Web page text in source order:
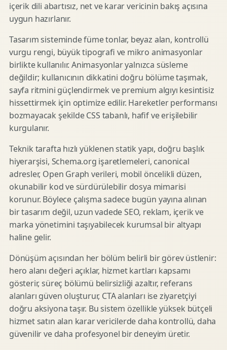
içerik dili abartısız, net ve karar vericinin bakış açısına
uygun hazırlanır.
Tasarım sisteminde füme tonlar, beyaz alan, kontrollü
vurgu rengi, büyük tipografi ve mikro animasyonlar
birlikte kullanılır. Animasyonlar yalnızca süsleme
değildir; kullanıcının dikkatini doğru bölüme taşımak,
sayfa ritmini güçlendirmek ve premium algıyı kesintisiz
hissettirmek için optimize edilir. Hareketler performansı
bozmayacak şekilde CSS tabanlı, hafif ve erişilebilir
kurgulanır.
Teknik tarafta hızlı yüklenen statik yapı, doğru başlık
hiyerarşisi, Schema.org işaretlemeleri, canonical
adresler, Open Graph verileri, mobil öncelikli düzen,
okunabilir kod ve sürdürülebilir dosya mimarisi
korunur. Böylece çalışma sadece bugün yayına alınan
bir tasarım değil, uzun vadede SEO, reklam, içerik ve
marka yönetimini taşıyabilecek kurumsal bir altyapı
haline gelir.
Dönüşüm açısından her bölüm belirli bir görev üstlenir:
hero alanı değeri açıklar, hizmet kartları kapsamı
gösterir, süreç bölümü belirsizliği azaltır, referans
alanları güven oluşturur, CTA alanları ise ziyaretçiyi
doğru aksiyona taşır. Bu sistem özellikle yüksek bütçeli
hizmet satın alan karar vericilerde daha kontrollü, daha
güvenilir ve daha profesyonel bir deneyim üretir.